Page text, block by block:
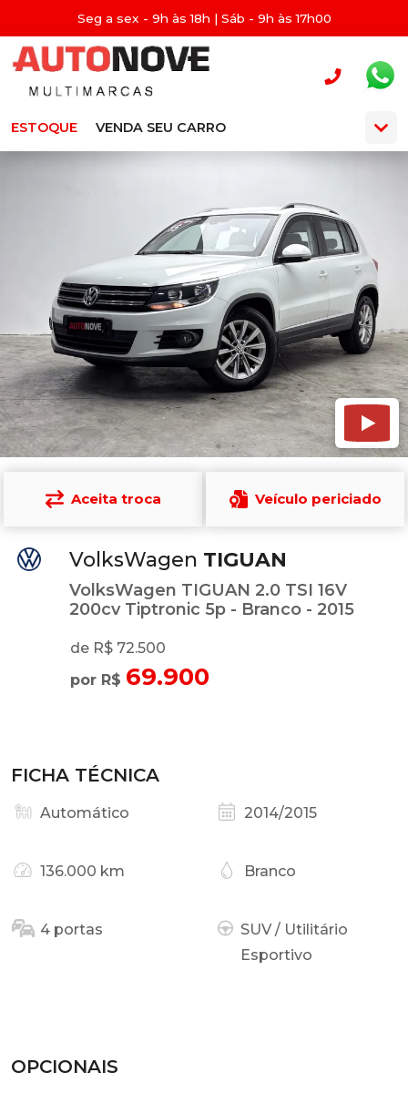
Seg a sex - 9h às 18h | Sáb - 9h às 17h00
ESTOQUE VENDA SEU CARRO
Aceita troca Veículo periciado
VolksWagen TIGUAN
VolksWagen TIGUAN 2.0 TSI 16V
200cv Tiptronic 5p - Branco - 2015
de R$ 72.500
por R$ 69.900
FICHA TÉCNICA
Automático 2014/2015
136.000 km Branco
4 portas
SUV / Utilitário
Esportivo
OPCIONAIS